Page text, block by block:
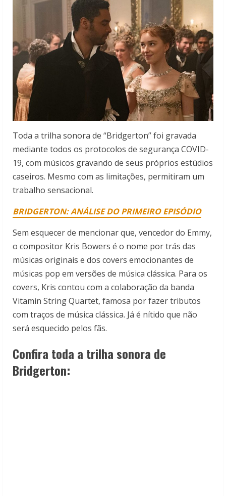
Toda a trilha sonora de “Bridgerton” foi gravada
mediante todos os protocolos de segurança COVID-
19, com músicos gravando de seus próprios estúdios
caseiros. Mesmo com as limitações, permitiram um
trabalho sensacional.
BRIDGERTON: ANÁLISE DO PRIMEIRO EPISÓDIO
Sem esquecer de mencionar que, vencedor do Emmy,
o compositor Kris Bowers é o nome por trás das
músicas originais e dos covers emocionantes de
músicas pop em versões de música clássica. Para os
covers, Kris contou com a colaboração da banda
Vitamin String Quartet, famosa por fazer tributos
com traços de música clássica. Já é nítido que não
será esquecido pelos fãs.
Confira toda a trilha sonora de
Bridgerton: